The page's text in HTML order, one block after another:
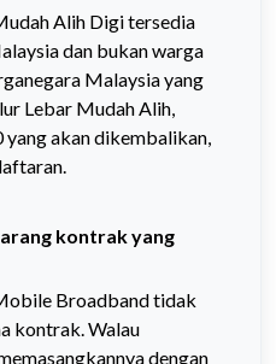
Alih Digi tersedia
dan bukan warga
Malaysia yang
Lebar Mudah Alih,
akan dikembalikan,
kontrak yang
Broadband tidak
kontrak. Walau
dengan